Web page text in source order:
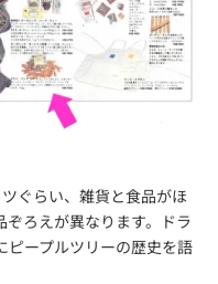
ぐらい、雑貨と食品がほ
ろえが異なります。ドラ
ピープルツリーの歴史を語